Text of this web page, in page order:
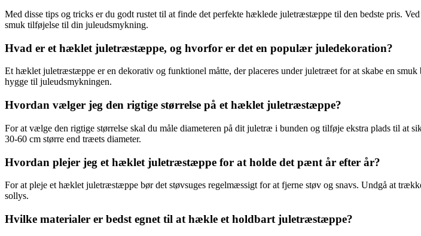
Med disse tips og tricks er du godt rustet til at finde det perfekte hæklede juletræstæppe til den bedste pris.
smuk tilføjelse til din juleudsmykning.
Hvad er et hæklet juletræstæppe, og hvorfor er det en populær juledekoration?
Et hæklet juletræstæppe er en dekorativ og funktionel måtte, der placeres under juletræet for at skabe en
hygge til juleudsmykningen.
Hvordan vælger jeg den rigtige størrelse på et hæklet juletræstæppe?
For at vælge den rigtige størrelse skal du måle diameteren på dit juletræ i bunden og tilføje ekstra plads til
30-60 cm større end træets diameter.
Hvordan plejer jeg et hæklet juletræstæppe for at holde det pænt år efter år?
For at pleje et hæklet juletræstæppe bør det støvsuges regelmæssigt for at fjerne støv og snavs. Undgå at
sollys.
Hvilke materialer er bedst egnet til at hækle et holdbart juletræstæppe?